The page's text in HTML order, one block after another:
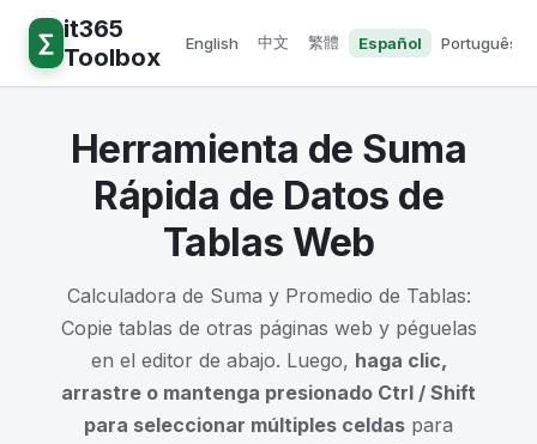
∑ it365
Toolbox
English 中文 繁體 Español Português
Herramienta de Suma
Rápida de Datos de
Tablas Web
Calculadora de Suma y Promedio de Tablas:
Copie tablas de otras páginas web y péguelas
en el editor de abajo. Luego, haga clic,
arrastre o mantenga presionado Ctrl / Shift
para seleccionar múltiples celdas para